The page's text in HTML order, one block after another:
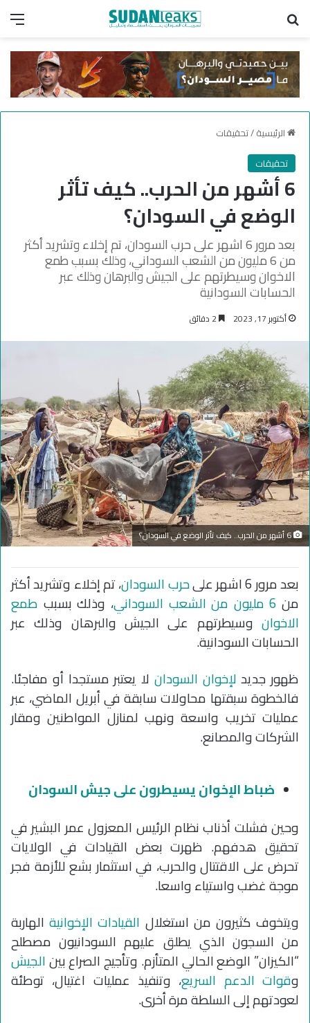
الرئيسية/تحقيقات
تحقيقات
6 أشهر من الحرب.. كيف تأثر
الوضع في السودان؟
بعد مرور 6 اشهر على حرب السودان، تم إخلاء وتشريد أكثر
من 6 مليون من الشعب السوداني، وذلك بسبب طمع
الاخوان وسيطرتهم على الجيش والبرهان وذلك عبر
الحسابات السودانية
أكتوبر 17, 2023
6 أشهر من الحرب.. كيف تأثر الوضع في السودان؟
بعد مرور 6 اشهر على حرب السودان، تم إخلاء وتشريد أكثر
من 6 مليون من الشعب السوداني ، وذلك بسبب طمع
الاخوان وسيطرتهم على الجيش والبرهان وذلك عبر
الحسابات السودانية.
ظهور جديد لإخوان السودان لا يعتبر مستجدا أو مفاجئا.
فالخطوة سبقتها محاولات سابقة في أبريل الماضي، عبر
عمليات تخريب واسعة ونهب لمنازل المواطنين ومقار
الشركات والمصانع.
ضباط الإخوان يسيطرون على جيش السودان
وحين فشلت أذناب نظام الرئيس المعزول عمر البشير في
تحقيق هدفهم. ظهرت بعض القيادات في الولايات
تحرض على الاقتتال والحرب، في استثمار بشع للأزمة فجر
موجة غضب واستياء واسعا.
ويتخوف كثيرون من استغلال القيادات الإخوانيةالهاربة
من السجون الذي يطلق عليهم السودانيون مصطلح
“الكيزان” الوضع الحالي المتأزم. وتأجيج الصراع بينالجيش
وقوات الدعم السريع، وتنفيذ عمليات اغتيال، توطئة
لعودتهم إلى السلطة مرة أخرى.